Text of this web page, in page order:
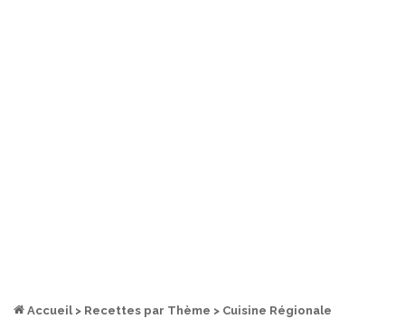
Accueil > Recettes par Thème > Cuisine Régionale